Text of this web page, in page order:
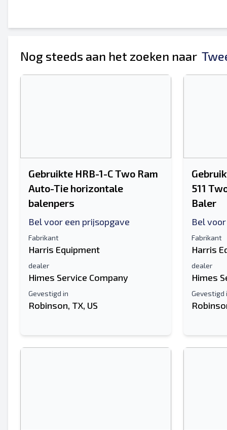
Nog steeds aan het zoeken naar
Gebruikte HRB-1-C Two Ram
Auto-Tie horizontale
balenpers
Bel voor een prijsopgave
Fabrikant
Harris Equipment
dealer
Himes Service Company
Gevestigd in
Robinson, TX, US
511
Baler
Bel
Fabrikant
Harris
dealer
Himes
Gevestigd
Extra informatie